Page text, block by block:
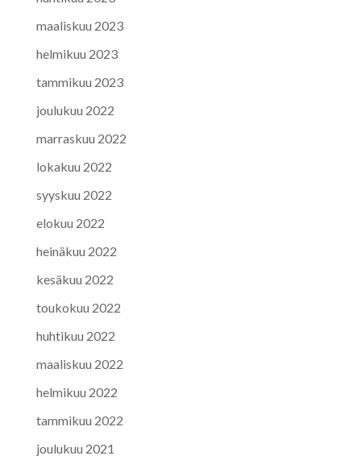
maaliskuu 2023
helmikuu 2023
tammikuu 2023
joulukuu 2022
marraskuu 2022
lokakuu 2022
syyskuu 2022
elokuu 2022
heinäkuu 2022
kesäkuu 2022
toukokuu 2022
huhtikuu 2022
maaliskuu 2022
helmikuu 2022
tammikuu 2022
joulukuu 2021